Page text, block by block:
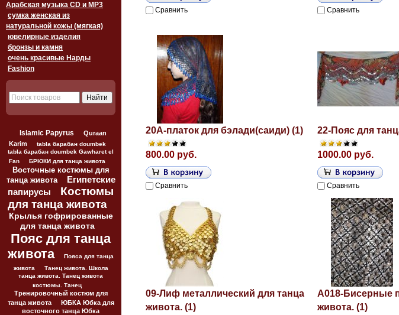
Арабская музыка CD и MP3
сумка женская из
натуральной кожы (мягкая)
ювелирные изделия
бронзы и камня
очень красивые Нарды
Fashion
Islamic Papyrus
Quraan
Karim
tabla барабан doumbek
tabla барабан doumbek Gawharet el
Fan
БРЮКИ для танца живота
Восточные костюмы для
танца живота
Египетские
папирусы
Костюмы
для танца живота
Крылья гофрированные
для танца живота
Пояс для танца
живота
Пояса для танца
живота
Танец живота. Школа
танца живота. Танец живота
костюмы. Танец
Тренировочный костюм для
танца живота
ЮБКА Юбка для
восточного танца Юбка
Сравнить Сравнить
20A-платок для бэлади(саиди) (1)
800.00 руб.
Сравнить
22-Пояс для
1000.00 руб.
Сравнить
09-Лиф металлический для танца
живота. (1)
A018-Бисерные
живота. (1)